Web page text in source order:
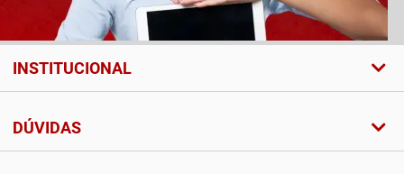
INSTITUCIONAL
DÚVIDAS